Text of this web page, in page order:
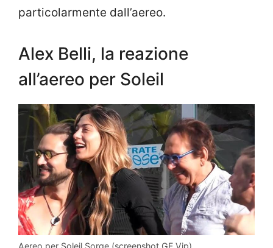
particolarmente dall’aereo.
Alex Belli, la reazione
all’aereo per Soleil
Aereo per Soleil Sorge (screenshot GF Vip)